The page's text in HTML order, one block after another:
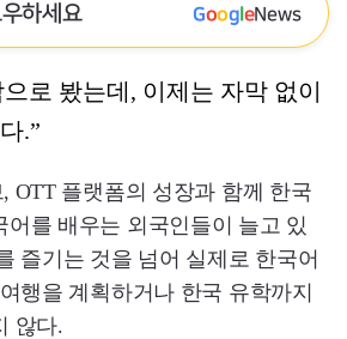
하세요 GoogleNews
로 봤는데, 이제는 자막 없이
.”
OTT 플랫폼의 성장과 함께 한국
어를 배우는 외국인들이 늘고 있
즐기는 것을 넘어 실제로 한국어
행을 계획하거나 한국 유학까지
않다.